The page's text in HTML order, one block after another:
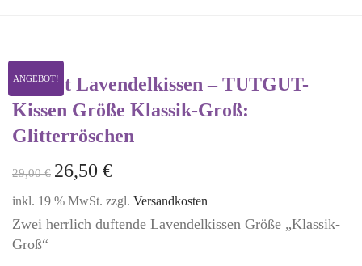
ANGEBOT!
2er-Set Lavendelkissen – TUTGUT-
Kissen Größe Klassik-Groß:
Glitterröschen
29,00€ 26,50 €
inkl. 19 % MwSt. zzgl. Versandkosten
Zwei herrlich duftende Lavendelkissen Größe „Klassik-
Groß“